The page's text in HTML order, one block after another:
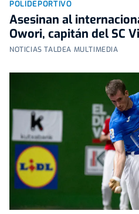
POLIDEPORTIVO
Asesinan al
Owori, capitán del SC
NOTICIAS TALDEA MULTIMEDIA